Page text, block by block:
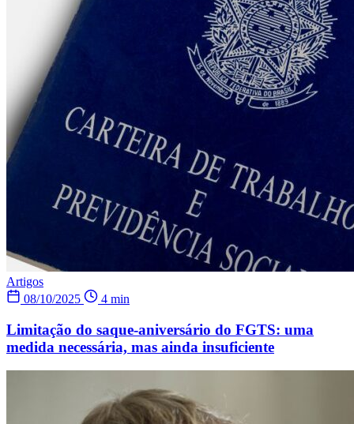
Artigos
08/10/2025
4 min
Limitação do saque-aniversário do FGTS: uma
medida necessária, mas ainda insuficiente